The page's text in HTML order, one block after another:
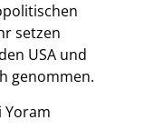
setzen
USA und
genommen.
Yoram